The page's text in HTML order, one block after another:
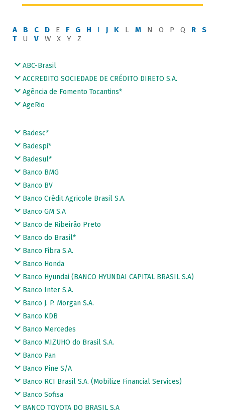
A B C DE F G H I J KL MN O P Q R
S
TU VW X Y Z
ABC-Brasil
ACCREDITO SOCIEDADE DE CRÉDITO DIRETO S.A.
Agência de Fomento Tocantins*
AgeRio
Badesc*
Badespi*
Badesul*
Banco BMG
Banco BV
Banco Crédit Agricole Brasil S.A.
Banco GM S.A
Banco de Ribeirão Preto
Banco do Brasil*
Banco Fibra S.A.
Banco Honda
Banco Hyundai (BANCO HYUNDAI CAPITAL BRASIL S.A)
Banco Inter S.A.
Banco J. P. Morgan S.A.
Banco KDB
Banco Mercedes
Banco MIZUHO do Brasil S.A.
Banco Pan
Banco Pine S/A
Banco RCI Brasil S.A. (Mobilize Financial Services)
Banco Sofisa
BANCO TOYOTA DO BRASIL S.A